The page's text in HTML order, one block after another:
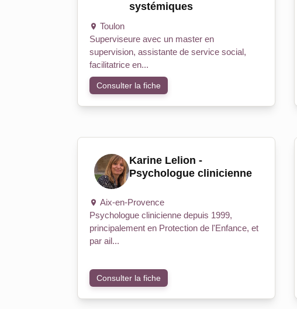
systémiques
Toulon
Superviseure avec un master en
supervision, assistante de service social,
facilitatrice en...
Consulter la fiche
Karine Lelion -
Psychologue clinicienne
Aix-en-Provence
Psychologue clinicienne depuis 1999,
principalement en Protection de l'Enfance, et
par ail...
Consulter la fiche